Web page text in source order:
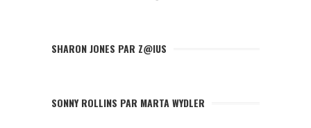
SHARON JONES PAR Z@IUS
SONNY ROLLINS PAR MARTA WYDLER